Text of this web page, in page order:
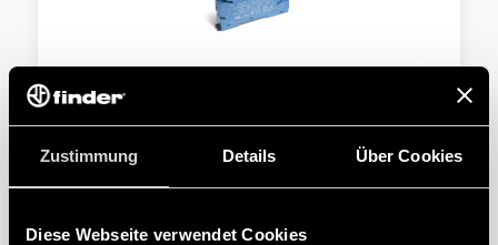
Zustimmung Details Über Cookies
Diese Webseite verwendet Cookies
Empfindliche DC oder AC/DC Spulen